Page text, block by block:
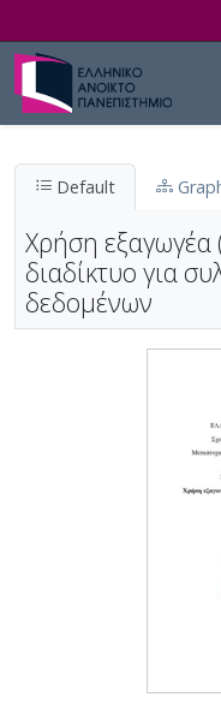
Default
Χρήση εξαγωγέα
διαδίκτυο για
δεδομένων